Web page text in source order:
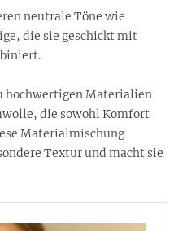
neutrale Töne wie
die sie geschickt mit
hochwertigen Materialien
die sowohl Komfort
Materialmischung
Textur und macht sie